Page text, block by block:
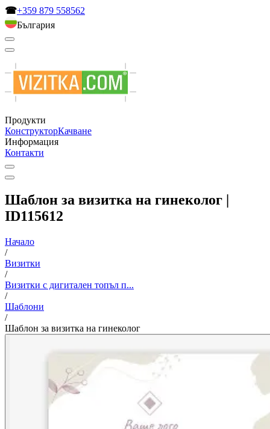
☎+359 879 558562
България
Продукти
КонструкторКачване
Информация
Контакти
Шаблон за визитка на гинеколог |
ID115612
Начало
/
Визитки
/
Визитки с дигитален топъл п...
/
Шаблони
/
Шаблон за визитка на гинеколог